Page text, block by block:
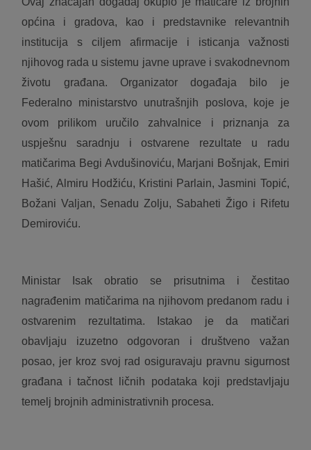
općina i gradova, kao i predstavnike relevantnih
institucija s ciljem afirmacije i isticanja važnosti
njihovog rada u sistemu javne uprave i svakodnevnom
životu građana. Organizator događaja bilo je
Federalno ministarstvo unutrašnjih poslova, koje je
ovom prilikom uručilo zahvalnice i priznanja za
uspješnu saradnju i ostvarene rezultate u radu
matičarima Begi Avdušinoviću, Marjani Bošnjak, Emiri
Hašić, Almiru Hodžiću, Kristini Parlain, Jasmini Topić,
Božani Valjan, Senadu Zolju, Sabaheti Žigo i Rifetu
Demiroviću.
Ministar Isak obratio se prisutnima i čestitao
nagrađenim matičarima na njihovom predanom radu i
ostvarenim rezultatima. Istakao je da matičari
obavljaju izuzetno odgovoran i društveno važan
posao, jer kroz svoj rad osiguravaju pravnu sigurnost
građana i tačnost ličnih podataka koji predstavljaju
temelj brojnih administrativnih procesa.